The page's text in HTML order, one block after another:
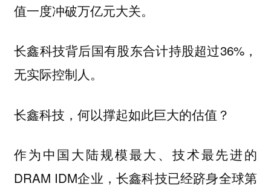
值一度冲破万亿元大关。
长鑫科技背后国有股东合计持股超过36%，
无实际控制人。
长鑫科技，何以撑起如此巨大的估值？
作为中国大陆规模最大、技术最先进的
DRAM IDM企业，长鑫科技已经跻身全球第